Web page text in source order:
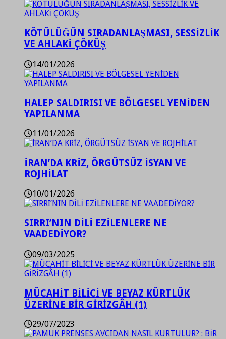
KÖTÜLÜĞÜN SIRADANLAŞMASI, SESSİZLİK
VE AHLAKİ ÇÖKÜŞ
14/01/2026
HALEP SALDIRISI VE BÖLGESEL YENİDEN
YAPILANMA
11/01/2026
İRAN’DA KRİZ, ÖRGÜTSÜZ İSYAN VE
ROJHİLAT
10/01/2026
SIRRI’NIN DİLİ EZİLENLERE NE
VAADEDİYOR?
09/03/2025
MÜCAHİT BİLİCİ VE BEYAZ KÜRTLÜK
ÜZERİNE BİR GİRİZGÂH (1)
29/07/2023